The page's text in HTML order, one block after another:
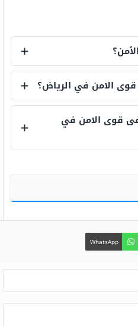
الأمن؟
الامن في الرياض؟
قوى الامن في
قوى الامن في
قوى الامن في
WhatsApp